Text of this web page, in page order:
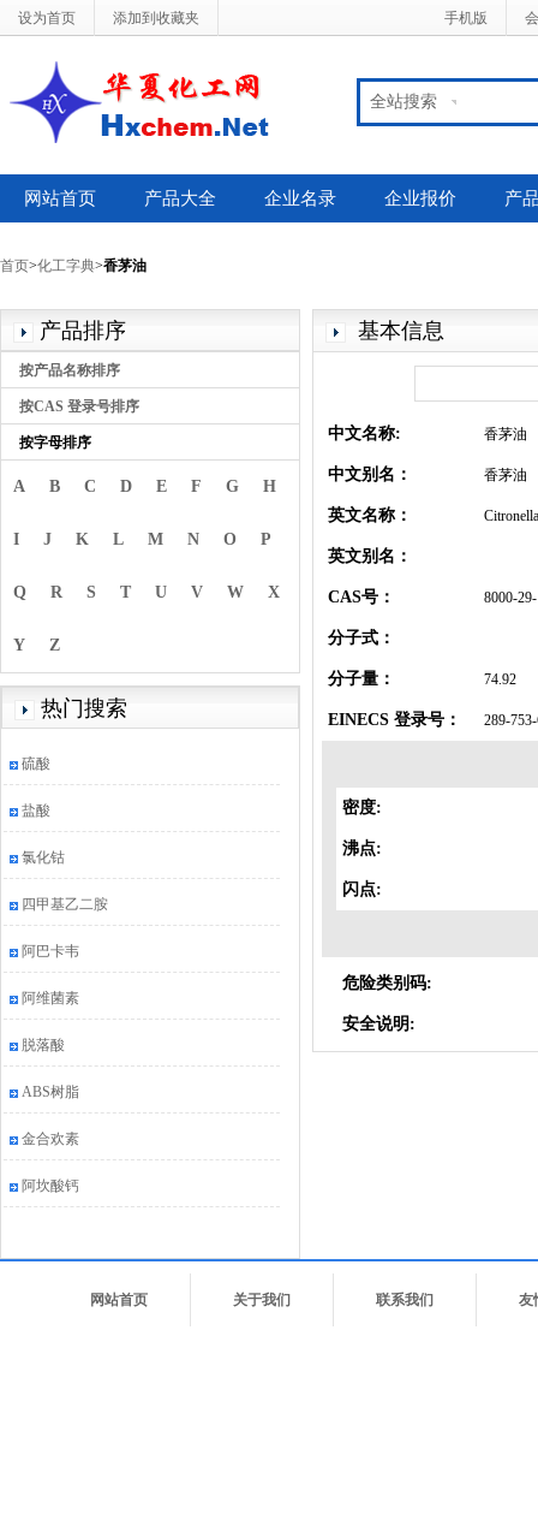
设为首页 添加到收藏夹 手机版
全站搜索
网站首页 产品大全 企业名录 企业报价 产
首页>化工字典>香茅油
产品排序
按产品名称排序
按CAS 登录号排序
按字母排序
A B C D E F G H
I J K L M N O P
Q R S T U V W X
Y Z
热门搜索
硫酸
盐酸
氯化钴
四甲基乙二胺
阿巴卡韦
阿维菌素
脱落酸
ABS树脂
金合欢素
阿坎酸钙
基本信息
中文名称: 香茅油
中文别名： 香茅油
英文名称：
英文别名：
CAS号： 8000-
分子式：
分子量： 74.92
EINECS 登录号： 289-
密度:
沸点:
闪点:
危险类别码:
安全说明:
网站首页 关于我们 联系我们 友